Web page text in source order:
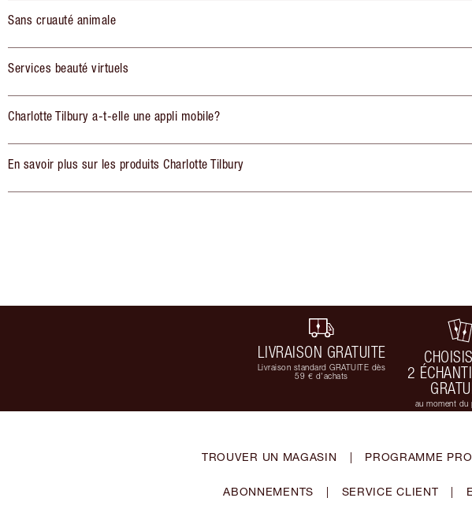
Sans cruauté animale
Services beauté virtuels
Charlotte Tilbury a-t-elle une appli mobile?
En savoir plus sur les produits Charlotte Tilbury
LIVRAISON GRATUITE
Livraison standard GRATUITE dès
59 € d'achats
2
au moment du
TROUVER UN MAGASIN | PROGRAMME
ABONNEMENTS | SERVICE CLIENT |